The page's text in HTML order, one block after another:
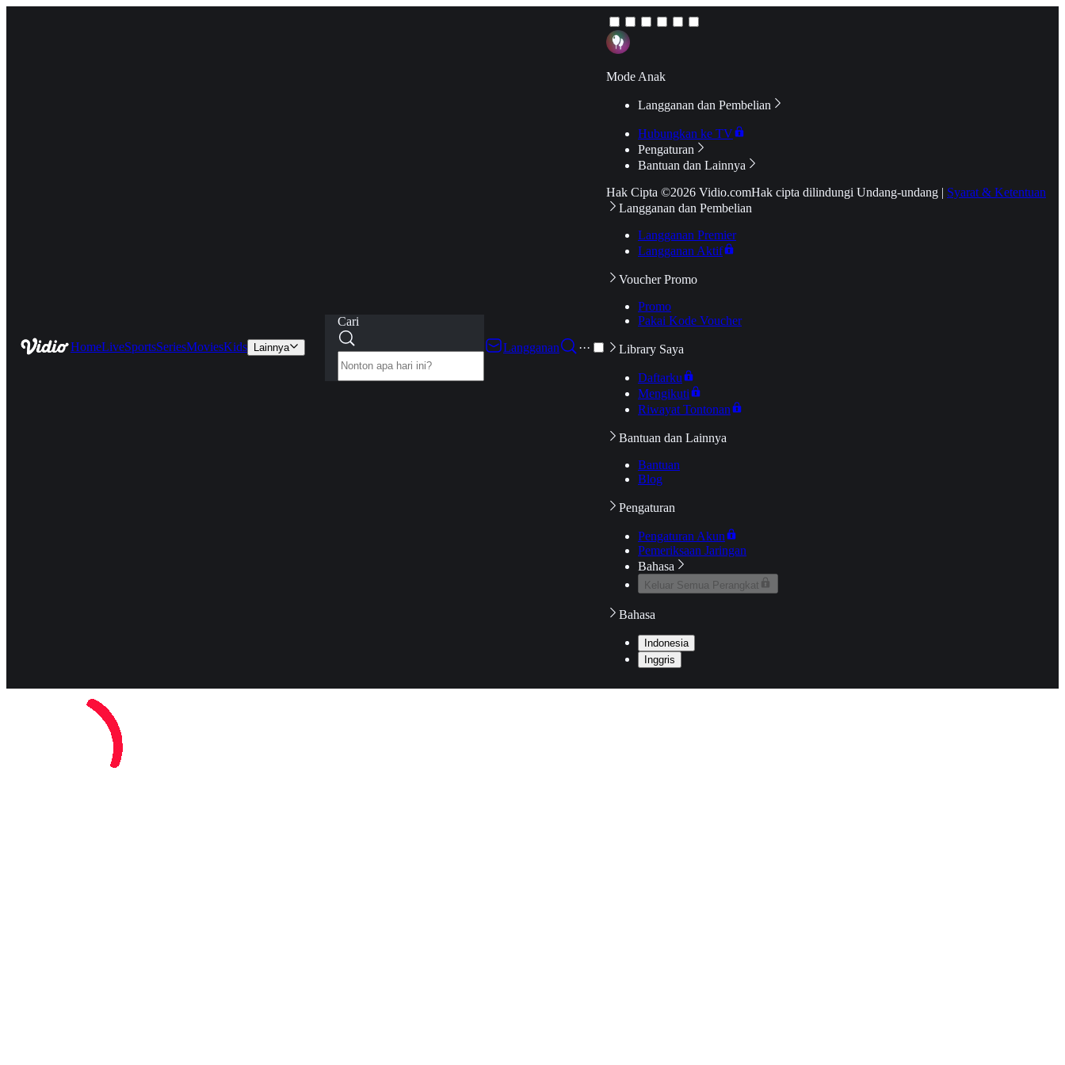
HomeLiveSportsSeriesMoviesKids Lainnya
Cari
Langganan
···
Mode Anak
Langganan dan Pembelian
Hubungkan ke TV
Pengaturan
Bantuan dan Lainnya
Hak Cipta ©2026 Vidio.comHak cipta dilindungi Undang-undang | Syarat & Ketentuan
Langganan dan Pembelian
Langganan Premier
Langganan Aktif
Voucher Promo
Promo
Pakai Kode Voucher
Library Saya
Daftarku
Mengikuti
Riwayat Tontonan
Bantuan dan Lainnya
Bantuan
Blog
Pengaturan
Pengaturan Akun
Pemeriksaan Jaringan
Bahasa
Keluar Semua Perangkat
Bahasa
Indonesia
Inggris